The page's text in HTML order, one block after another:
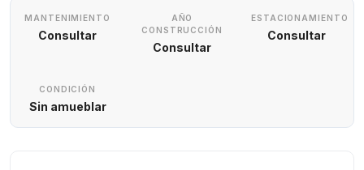
MANTENIMIENTO
Consultar
AÑO
CONSTRUCCIÓN
Consultar
ESTACIONAMIENTO
Consultar
CONDICIÓN
Sin amueblar